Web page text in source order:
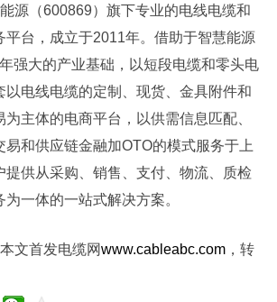
源（600869）旗下专业的电线电缆和
平台，成立于2011年。借助于智慧能源
强大的产业基础，以短段电缆和零头电
以电线电缆的定制、现货、金具附件和
主体的电商平台，以供需信息匹配、
易和供应链金融加OTO的模式服务于上
提供从采购、销售、支付、物流、质检
一体的一站式解决方案。
文首发电缆网www.cableabc.com ，转